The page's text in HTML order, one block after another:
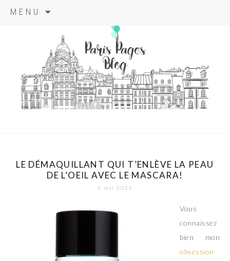
MENU
principal
paris pages
blog
LE DÉMAQUILLANT QUI T’ENLÈVE LA PEAU
DE L’OEIL AVEC LE MASCARA!
2 mai 2012
Vous
connaissez
bien mon
obsession